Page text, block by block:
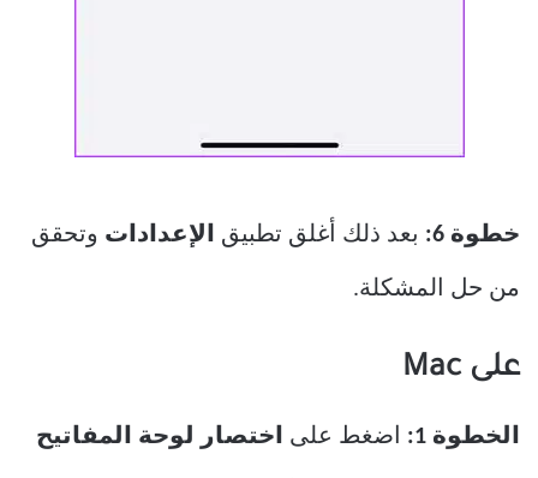
خطوة 6: بعد ذلك أغلق تطبيق الإعدادات وتحقق
من حل المشكلة.
على Mac
الخطوة 1: اضغط على اختصار لوحة المفاتيح